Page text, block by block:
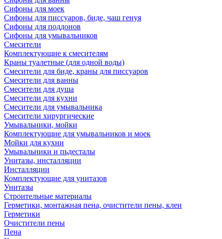
Сифоны для моек
Сифоны для писсуаров, биде, чаш генуя
Сифоны для поддонов
Сифоны для умывальников
Смесители
Комплектующие к смесителям
Краны туалетные (для одной воды)
Смесители для биде, краны для писсуаров
Смесители для ванны
Смесители для душа
Смесители для кухни
Смесители для умывальника
Смесители хирургические
Умывальники, мойки
Комплектующие для умывальников и моек
Мойки для кухни
Умывальники и пьдесталы
Унитазы, инсталляции
Инсталляции
Комплектующие для унитазов
Унитазы
Строительные материалы
Герметики, монтажная пена, очистители пены, клеи
Герметики
Очистители пены
Пена